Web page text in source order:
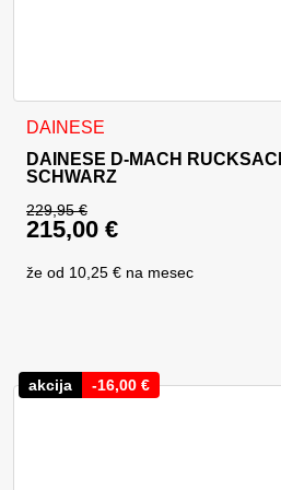
DAINESE
DAINESE D-MACH
SCHWARZ
229,95€
Ursprünglicher Preis
215,00 €
že od 10,25 € na mesec
akcija -16,00 €